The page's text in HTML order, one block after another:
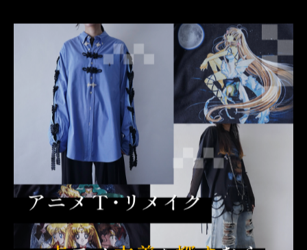
SR(スーパーレア)→ パーカー、スウェット、ライトアウ
ター(トラック、ブルゾン)等
R(レア)→ シャツ、Tシャツ、ロンT、ネクタイ等
※プレゼントアイテムは随時補充していくのでイベント
期間中のどのタイミングでお越しいただいてもお楽しみ